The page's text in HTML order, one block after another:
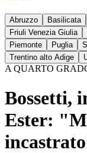
Abruzzo Basilicata
Friuli Venezia Giulia
Piemonte
Puglia
Trentino alto Adige
A QUARTO
Bossetti,
Ester: